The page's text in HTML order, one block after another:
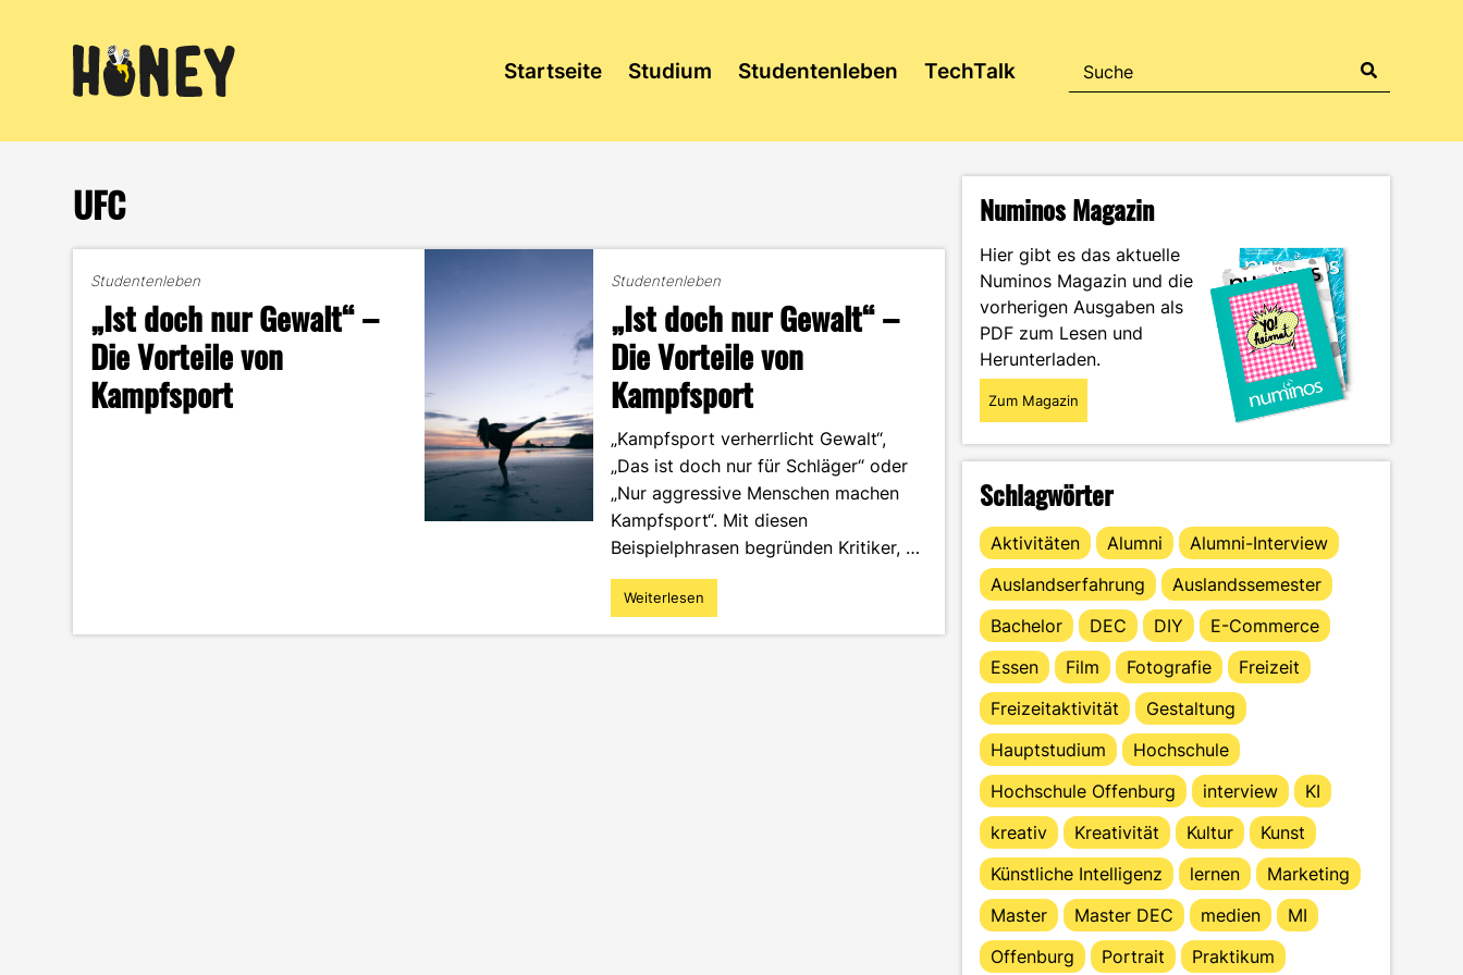
Startseite Studium Studentenleben TechTalk
UFC
Studentenleben
„Ist doch nur Gewalt“ –
Die Vorteile von
Kampfsport
Studentenleben
„Ist doch nur Gewalt“ –
Die Vorteile von
Kampfsport
„Kampfsport verherrlicht Gewalt“,
„Das ist doch nur für Schläger“ oder
„Nur aggressive Menschen machen
Kampfsport“. Mit diesen
Beispielphrasen begründen Kritiker, …
"„Ist
doch
Weiterlesen
Numinos Magazin
Hier gibt es das aktuelle
Numinos Magazin und die
vorherigen Ausgaben als
PDF zum Lesen und
Herunterladen.
Zum Magazin
Schlagwörter
Aktivitäten Alumni
Alumni-Interview
Auslandserfahrung
Auslandssemester
Bachelor
DEC DIY
E-Commerce
Essen
Film Fotografie
Freizeit
Freizeitaktivität
Gestaltung
Hauptstudium
Hochschule
Hochschule Offenburg
interview
KI
kreativ
Kreativität Kultur
Kunst
Künstliche Intelligenz
lernen
Marketing
Master
Master DEC medien
MI
Offenburg
Portrait
Praktikum